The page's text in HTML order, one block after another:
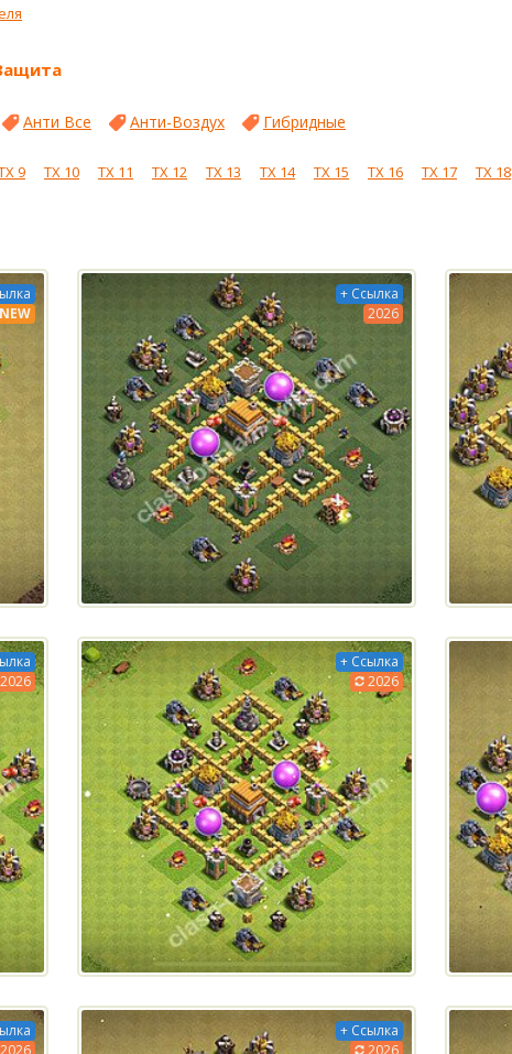
Анти Все Анти-Воздух Гибридные
9 ТХ 10 ТХ 11 ТХ 12 ТХ 13 ТХ 14 ТХ 15 ТХ 16 ТХ 17 ТХ 18
+ Ссылка
2026
2026
+ Ссылка
2026
+ Ссылка